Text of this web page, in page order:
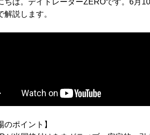
ちは。デイトレーダーZEROです。6月
解説します。
のポイント】